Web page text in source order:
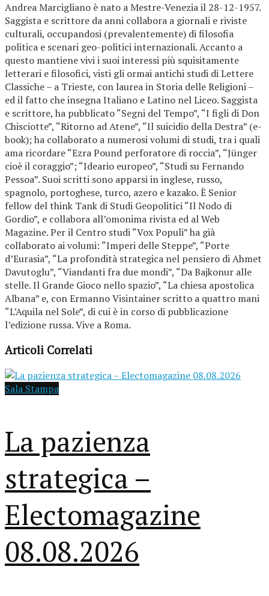
Andrea Marcigliano è nato a Mestre-Venezia il 28-12-1957.
Saggista e scrittore da anni collabora a giornali e riviste
culturali, occupandosi (prevalentemente) di filosofia
politica e scenari geo-politici internazionali. Accanto a
questo mantiene vivi i suoi interessi più squisitamente
letterari e filosofici, visti gli ormai antichi studi di Lettere
Classiche – a Trieste, con laurea in Storia delle Religioni –
ed il fatto che insegna Italiano e Latino nel Liceo. Saggista
e scrittore, ha pubblicato “Segni del Tempo”, “I figli di Don
Chisciotte”, “Ritorno ad Atene”, “Il suicidio della Destra” (e-
book); ha collaborato a numerosi volumi di studi, tra i quali
ama ricordare “Ezra Pound perforatore di roccia”, “Jünger
cioè il coraggio”; “Ideario europeo”, “Studi su Fernando
Pessoa”. Suoi scritti sono apparsi in inglese, russo,
spagnolo, portoghese, turco, azero e kazako. È Senior
fellow del think Tank di Studi Geopolitici “Il Nodo di
Gordio”, e collabora all’omonima rivista ed al Web
Magazine. Per il Centro studi “Vox Populi” ha già
collaborato ai volumi: “Imperi delle Steppe”, “Porte
d’Eurasia”, “La profondità strategica nel pensiero di Ahmet
Davutoglu”, “Viandanti fra due mondi”, “Da Bajkonur alle
stelle. Il Grande Gioco nello spazio”, “La chiesa apostolica
Albana” e, con Ermanno Visintainer scritto a quattro mani
“L’Aquila nel Sole”, di cui è in corso di pubblicazione
l’edizione russa. Vive a Roma.
Articoli Correlati
Sala Stampa
La pazienza
strategica –
Electomagazine
08.08.2026